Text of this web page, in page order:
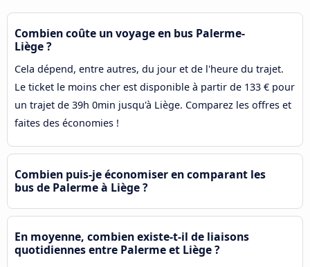
Combien coûte un voyage en bus Palerme-
Liège ?
Cela dépend, entre autres, du jour et de l'heure du trajet.
Le ticket le moins cher est disponible à partir de 133 € pour
un trajet de 39h 0min jusqu'à Liège. Comparez les offres et
faites des économies !
Combien puis-je économiser en comparant les
bus de Palerme à Liège ?
En moyenne, combien existe-t-il de liaisons
quotidiennes entre Palerme et Liège ?